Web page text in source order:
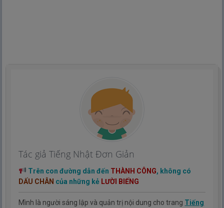
Tác giả Tiếng Nhật Đơn Giản
Trên con đường dẫn đến THÀNH CÔNG, không có
DẤU CHÂN của những kẻ LƯỜI BIẾNG
Mình là người sáng lập và quản trị nội dung cho trang Tiếng